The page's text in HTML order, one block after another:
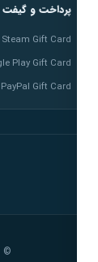
پرداخت و گیفت کارت
Steam Gift Card
Google Play Gift Card
PayPal Gift Card